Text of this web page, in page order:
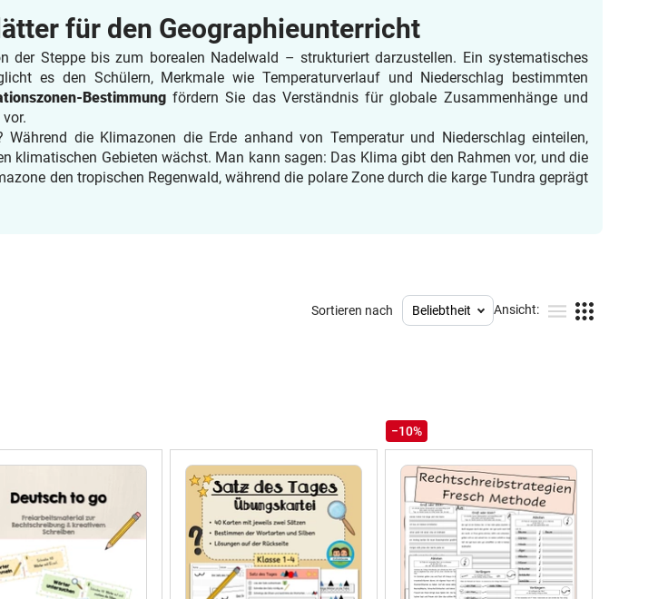
für den Geographieunterricht
Steppe bis zum borealen Nadelwald – strukturiert darzustellen. Ein systematisches
es den Schülern, Merkmale wie Temperaturverlauf und Niederschlag bestimmten
Bestimmungfördern Sie das Verständnis für globale Zusammenhänge und
Während die Klimazonen die Erde anhand von Temperatur und Niederschlag einteilen,
klimatischen Gebieten wächst. Man kann sagen: Das Klima gibt den Rahmen vor, und die
den tropischen Regenwald, während die polare Zone durch die karge Tundra geprägt
Sortieren nach Beliebtheit Ansicht:
−10%